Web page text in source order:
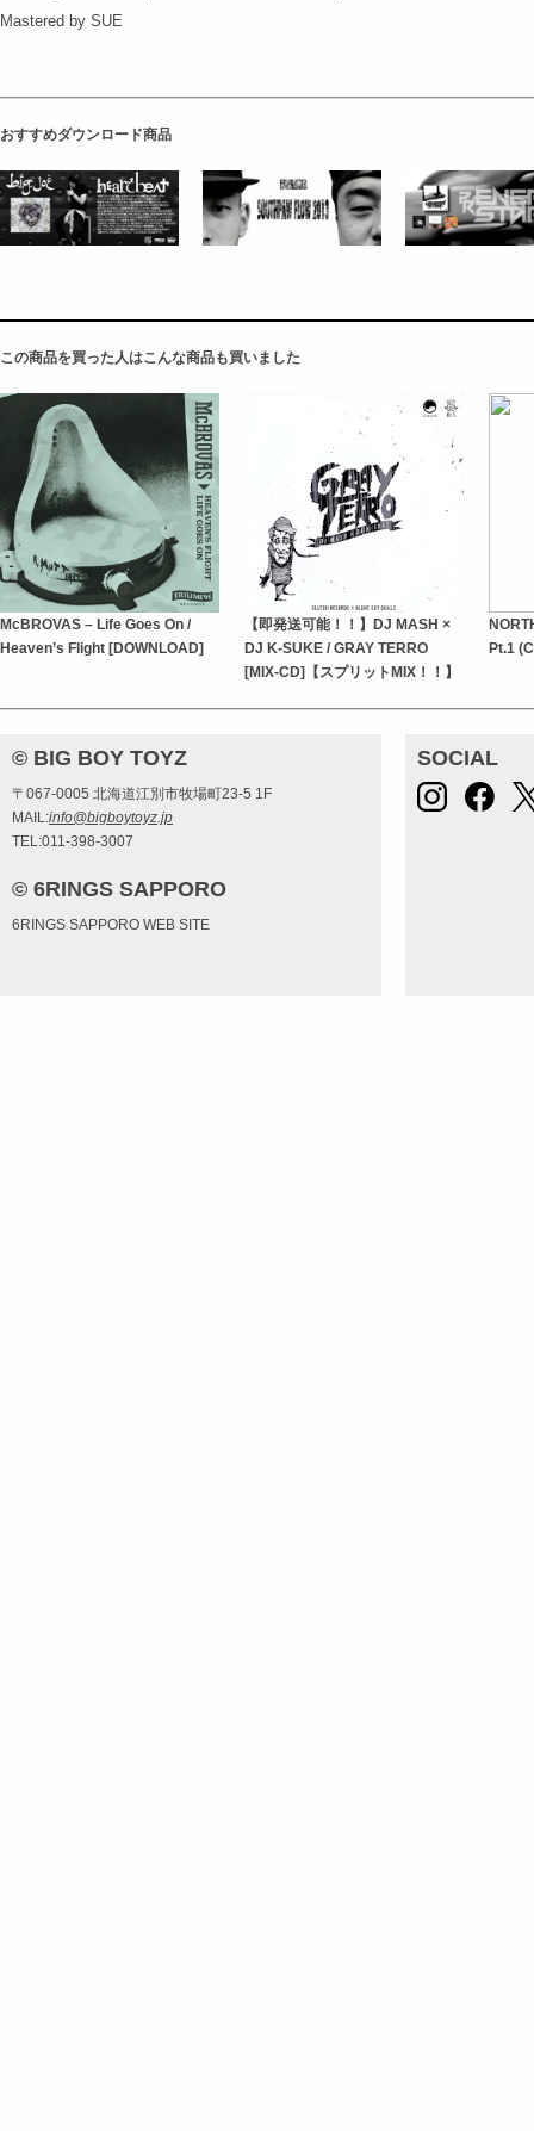
Mastered by SUE
おすすめダウンロード商品
この商品を買った人はこんな商品も買いました
McBROVAS – Life Goes On /
Heaven’s Flight [DOWNLOAD]
【即発送可能！！】DJ MASH ×
DJ K-SUKE / GRAY TERRO
[MIX-CD]【スプリットMIX！！】
Pt.1
© BIG BOY TOYZ
〒067-0005 北海道江別市牧場町23-5 1F
MAIL:info@bigboytoyz.jp
TEL:011-398-3007
© 6RINGS SAPPORO
6RINGS SAPPORO WEB SITE
SOCIAL